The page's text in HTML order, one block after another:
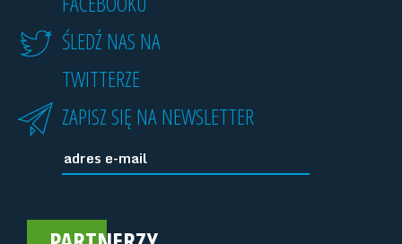
ŚLEDŹ NAS NA
TWITTERZE
ZAPISZ SIĘ NA NEWSLETTER